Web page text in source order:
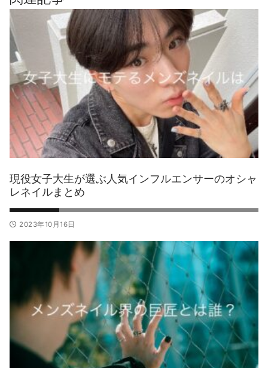
ョ
ン
現役女子大生が選ぶ人気インフルエンサーのオシャ
レネイルまとめ
2023年10月16日